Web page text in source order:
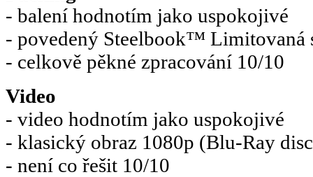
- balení hodnotím jako uspokojivé
- povedený Steelbook™ Limitovaná
- celkově pěkné zpracování 10/10
Video
- video hodnotím jako uspokojivé
- klasický obraz 1080p (Blu-Ray
- není co řešit 10/10